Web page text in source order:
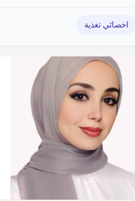
اخصائي تغذية